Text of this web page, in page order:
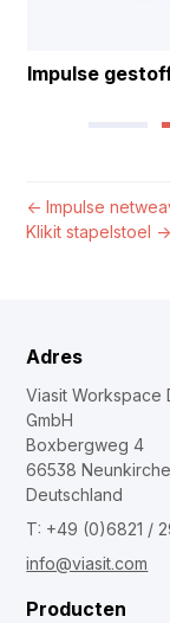
Impulse
←Impulse
Klikit stapelstoel →
Adres
Viasit Workspace
GmbH
Boxbergweg 4
66538
Deutschland
T: +49 (0)6821 /
info@viasit.com
Producten